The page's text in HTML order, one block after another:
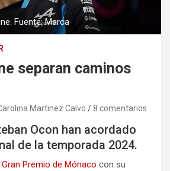
Fuente: Marca
separan caminos
Martinez Calvo 8 comentarios
Ocon han acordado
de la temporada 2024.
Gran Premio de Mónaco con su